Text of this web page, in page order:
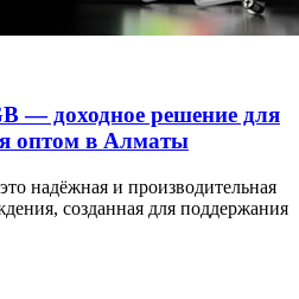
— доходное решение для
оптом в Алматы
надёжная и производительная
созданная для поддержания